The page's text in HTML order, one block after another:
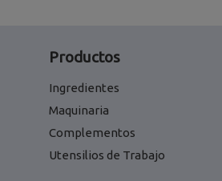
Productos
Ingredientes
Maquinaria
Complementos
Utensilios de Trabajo